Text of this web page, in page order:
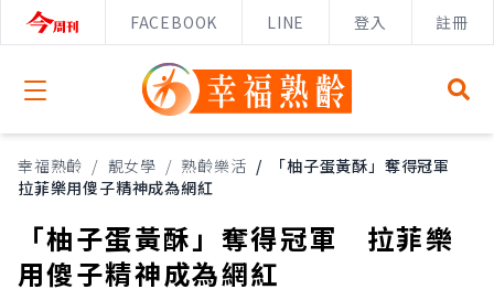
FACEBOOK LINE 登入 註冊
Open menu
幸福熟齡 / 靚女學 / 熟齡樂活 /
「柚子蛋黃酥」奪得冠軍
拉菲樂用傻子精神成為網紅
「柚子蛋黃酥」奪得冠軍 拉菲樂
用傻子精神成為網紅